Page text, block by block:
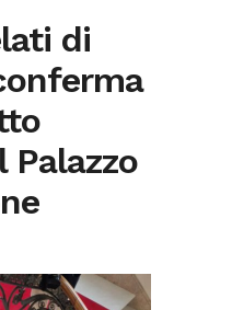
di
Palazzo